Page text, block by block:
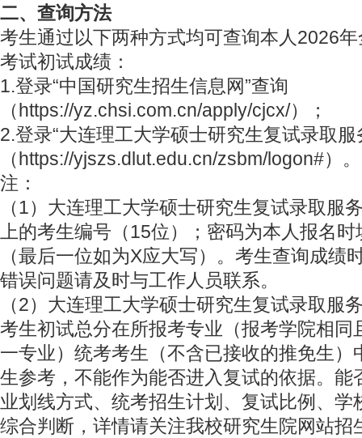
二、查询方法
考生通过以下两种方式均可查询本人2026
考试初试成绩：
1.登录“中国研究生招生信息网”查询
（https://yz.chsi.com.cn/apply/cjcx/）；
2.登录“大连理工大学硕士研究生复试录取服
（https://yjszs.dlut.edu.cn/zsbm/logon#）。
注：
（1）大连理工大学硕士研究生复试录取服
上的考生编号（15位）；密码为本人报名
（最后一位如为X应大写）。考生查询成绩
错误问题请及时与工作人员联系。
（2）大连理工大学硕士研究生复试录取服
考生初试总分在所报考专业（报考学院相同
一专业）统考考生（不含已接收的推免生）
生参考，不能作为能否进入复试的依据。能
业划线方式、统考招生计划、复试比例、学
综合判断，详情请关注我校研究生院网站招